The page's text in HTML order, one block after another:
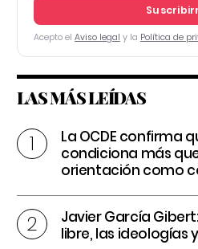
Acepto el Aviso legal y la Política de
LAS MÁS LEÍDAS
La OCDE confirma
condiciona más
orientación como
Javier García
libre, las ideologías